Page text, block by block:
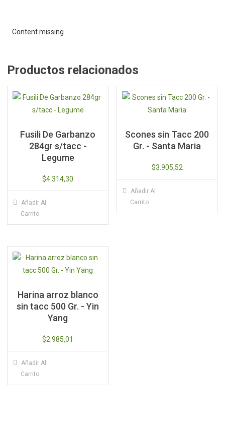
Content missing
Productos relacionados
Fusili De Garbanzo
284gr s/tacc -
Legume
$4.314,30
Añadir Al
Carrito
Scones sin Tacc 200
Gr. - Santa Maria
$3.905,52
Añadir Al
Carrito
Harina arroz blanco
sin tacc 500 Gr. - Yin
Yang
$2.985,01
Añadir Al
Carrito